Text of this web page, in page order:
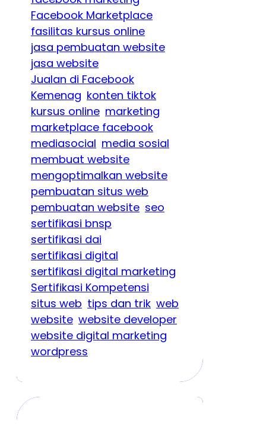
Facebook Marketplace
fasilitas kursus online
jasa pembuatan website
jasa website
Jualan di Facebook
Kemenag konten tiktok
kursus online marketing
marketplace facebook
mediasocial media sosial
membuat website
mengoptimalkan website
pembuatan situs web
pembuatan website seo
sertifikasi bnsp
sertifikasi dai
sertifikasi digital
sertifikasi digital marketing
Sertifikasi Kompetensi
situs web tips dan trik web
website website developer
website digital marketing
wordpress